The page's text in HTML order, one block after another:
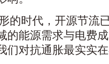
的时代，开源节流
的能源需求与电费
们对抗通胀最实实